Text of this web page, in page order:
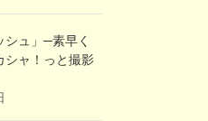
シュ」─素早く
シャ！っと撮影